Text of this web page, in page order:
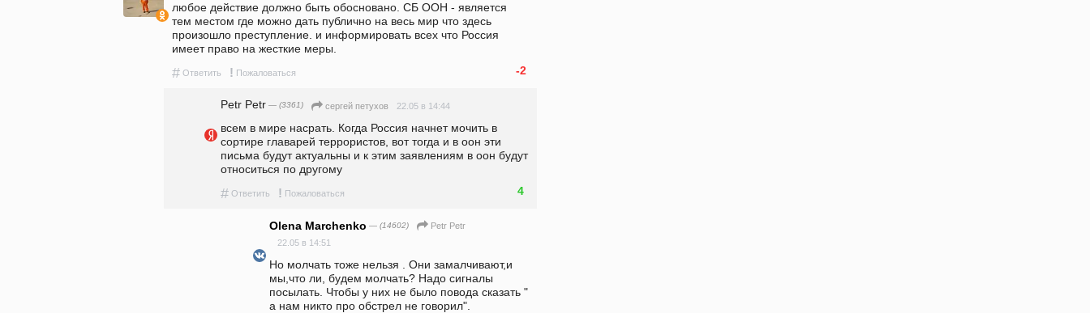
любое действие должно быть обосновано. СБ ООН - является
тем местом где можно дать публично на весь мир что здесь
произошло преступление. и информировать всех что Россия
имеет право на жесткие меры.
# Ответить ! Пожаловаться -2
Petr Petr — (3361) сергей петухов 22.05 в 14:44
всем в мире насрать. Когда Россия начнет мочить в
сортире главарей террористов, вот тогда и в оон эти
письма будут актуальны и к этим заявлениям в оон будут
относиться по другому
# Ответить ! Пожаловаться 4
Olena Marchenko — (14602)
Petr Petr
22.05 в 14:51
Но молчать тоже нельзя . Они замалчивают,и
мы,что ли, будем молчать? Надо сигналы
посылать. Чтобы у них не было повода сказать "
а нам никто про обстрел не говорил".